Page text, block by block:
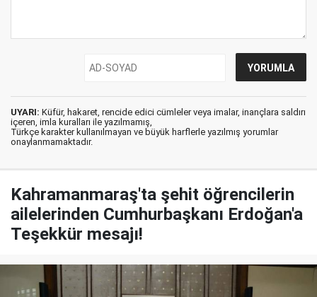
UYARI: Küfür, hakaret, rencide edici cümleler veya imalar, inançlara saldırı
içeren, imla kuralları ile yazılmamış,
Türkçe karakter kullanılmayan ve büyük harflerle yazılmış yorumlar
onaylanmamaktadır.
Kahramanmaraş'ta şehit öğrencilerin
ailelerinden Cumhurbaşkanı Erdoğan'a
Teşekkür mesajı!